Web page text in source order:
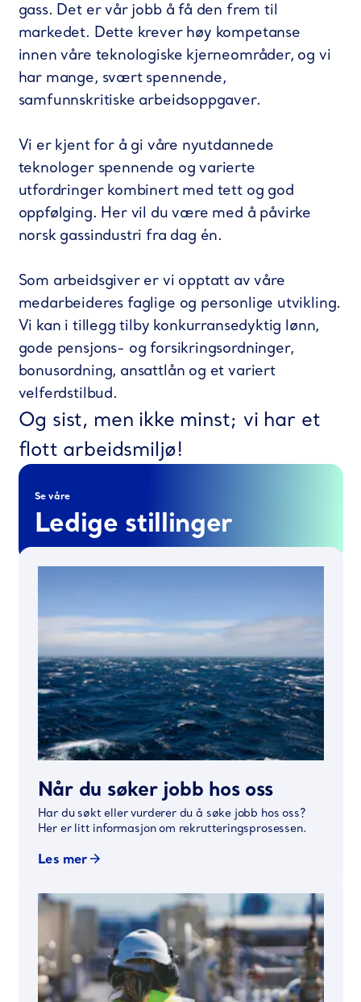
gass. Det er vår jobb å få den frem til
markedet. Dette krever høy kompetanse
innen våre teknologiske kjerneområder, og vi
har mange, svært spennende,
samfunnskritiske arbeidsoppgaver.
Vi er kjent for å gi våre nyutdannede
teknologer spennende og varierte
utfordringer kombinert med tett og god
oppfølging. Her vil du være med å påvirke
norsk gassindustri fra dag én.
Som arbeidsgiver er vi opptatt av våre
medarbeideres faglige og personlige utvikling.
Vi kan i tillegg tilby konkurransedyktig lønn,
gode pensjons- og forsikringsordninger,
bonusordning, ansattlån og et variert
velferdstilbud.
Og sist, men ikke minst; vi har et
flott arbeidsmiljø!
Se våre
Ledige stillinger
Når du søker jobb hos oss
Har du søkt eller vurderer du å søke jobb hos oss?
Her er litt informasjon om rekrutteringsprosessen.
Les mer